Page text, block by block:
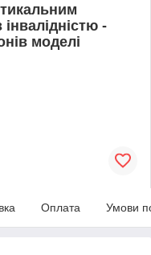
-
моделі
Оплата Умови